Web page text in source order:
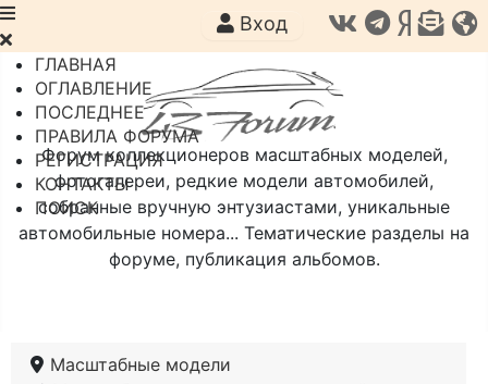
Форум коллекционеров масштабных моделей,
фотогалереи, редкие модели автомобилей,
собранные вручную энтузиастами, уникальные
автомобильные номера... Тематические разделы на
форуме, публикация альбомов.
Вход
ГЛАВНАЯ
ОГЛАВЛЕНИЕ
ПОСЛЕДНЕЕ
ПРАВИЛА ФОРУМА
РЕГИСТРАЦИЯ
КОНТАКТЫ
ПОИСК
Масштабные модели